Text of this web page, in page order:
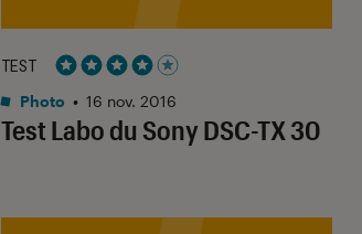
Test Labo du Sony DSC-TX 30
TEST
Noté 4 étoiles sur 5
Photo • 16 nov. 2016